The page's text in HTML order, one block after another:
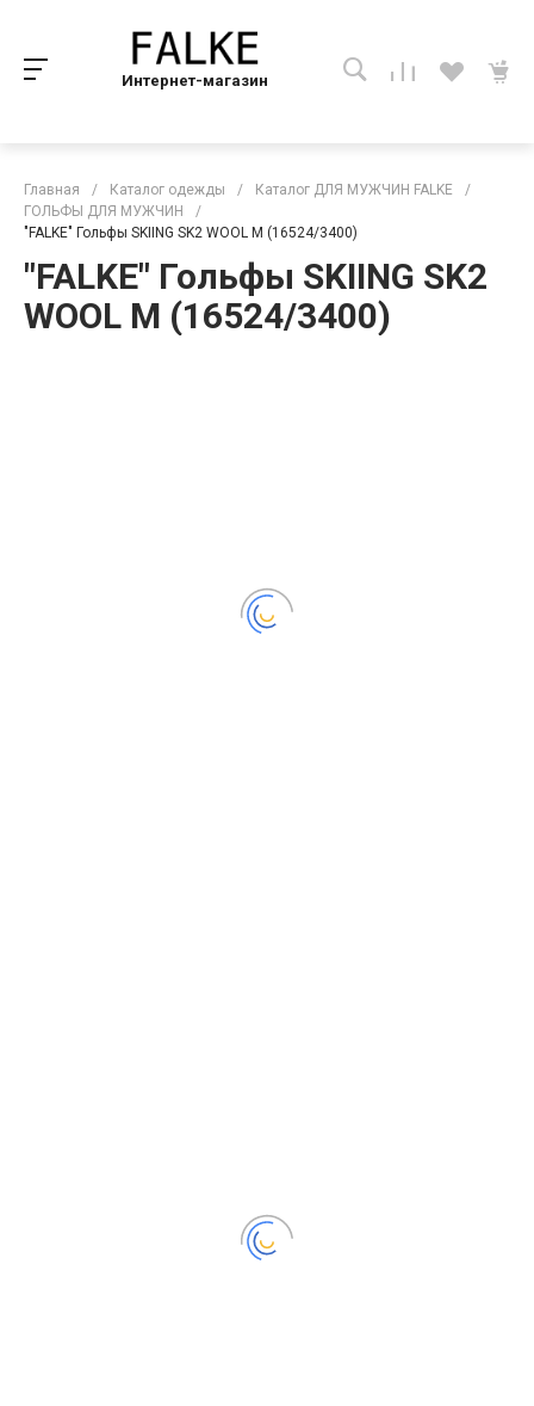
Интернет-магазин
Главная / Каталог одежды / Каталог ДЛЯ МУЖЧИН FALKE
/
ГОЛЬФЫ ДЛЯ МУЖЧИН
/
"FALKE" Гольфы SKIING SK2 WOOL M (16524/3400)
"FALKE" Гольфы SKIING SK2
WOOL M (16524/3400)